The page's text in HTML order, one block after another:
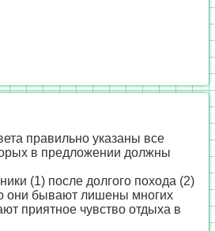
правильно указаны все
в предложении должны
(1) после долгого похода (2)
они бывают лишены многих
приятное чувство отдыха в